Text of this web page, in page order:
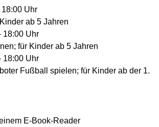
18:00 Uhr
ab 5 Jahren
18:00 Uhr
für Kinder ab 5 Jahren
18:00 Uhr
Fußball spielen; für Kinder ab der 1.